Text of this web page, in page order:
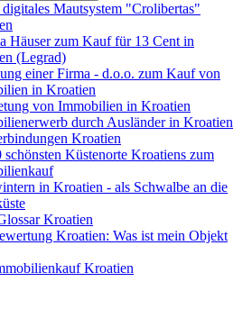
digitales Mautsystem "Crolibertas"
Häuser zum Kauf für 13 Cent in
(Legrad)
einer Firma - d.o.o. zum Kauf von
in Kroatien
von Immobilien in Kroatien
durch Ausländer in Kroatien
Kroatien
schönsten Küstenorte Kroatiens zum
in Kroatien - als Schwalbe an die
Kroatien
Kroatien: Was ist mein Objekt
Kroatien